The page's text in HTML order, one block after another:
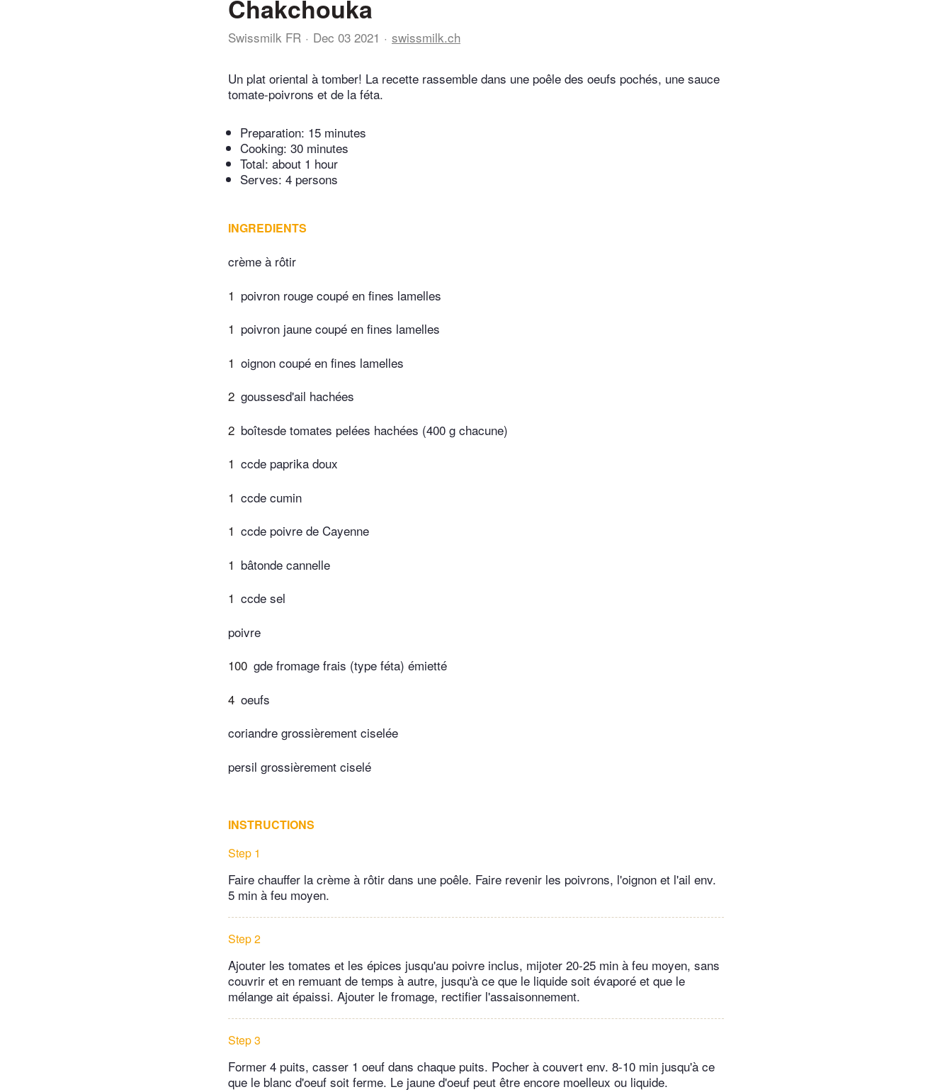
Chakchouka
Swissmilk FR Dec 03 2021 swissmilk.ch
Un plat oriental à tomber! La recette rassemble dans une poêle des oeufs pochés, une sauce
tomate-poivrons et de la féta.
Preparation: 15 minutes
Cooking: 30 minutes
Total: about 1 hour
Serves: 4 persons
INGREDIENTS
crème à rôtir
1 poivron rouge coupé en fines lamelles
1 poivron jaune coupé en fines lamelles
1 oignon coupé en fines lamelles
2 goussesd'ail hachées
2 boîtesde tomates pelées hachées (400 g chacune)
1 ccde paprika doux
1 ccde cumin
1 ccde poivre de Cayenne
1 bâtonde cannelle
1 ccde sel
poivre
100 gde fromage frais (type féta) émietté
4 oeufs
coriandre grossièrement ciselée
persil grossièrement ciselé
INSTRUCTIONS
Step 1
Faire chauffer la crème à rôtir dans une poêle. Faire revenir les poivrons, l'oignon et l'ail env.
5 min à feu moyen.
Step 2
Ajouter les tomates et les épices jusqu'au poivre inclus, mijoter 20-25 min à feu moyen, sans
couvrir et en remuant de temps à autre, jusqu'à ce que le liquide soit évaporé et que le
mélange ait épaissi. Ajouter le fromage, rectifier l'assaisonnement.
Step 3
Former 4 puits, casser 1 oeuf dans chaque puits. Pocher à couvert env. 8-10 min jusqu'à ce
que le blanc d'oeuf soit ferme. Le jaune d'oeuf peut être encore moelleux ou liquide.